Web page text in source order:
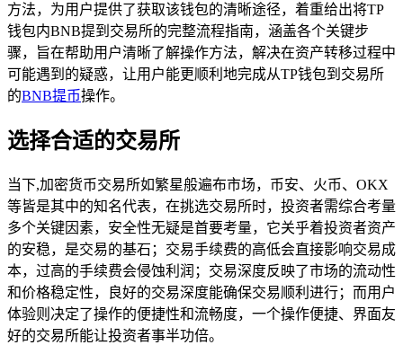
方法，为用户提供了获取该钱包的清晰途径，着重给出将TP
钱包内BNB提到交易所的完整流程指南，涵盖各个关键步
骤，旨在帮助用户清晰了解操作方法，解决在资产转移过程中
可能遇到的疑惑，让用户能更顺利地完成从TP钱包到交易所
的BNB提币操作。
选择合适的交易所
当下,加密货币交易所如繁星般遍布市场，币安、火币、OKX
等皆是其中的知名代表，在挑选交易所时，投资者需综合考量
多个关键因素，安全性无疑是首要考量，它关乎着投资者资产
的安稳，是交易的基石；交易手续费的高低会直接影响交易成
本，过高的手续费会侵蚀利润；交易深度反映了市场的流动性
和价格稳定性，良好的交易深度能确保交易顺利进行；而用户
体验则决定了操作的便捷性和流畅度，一个操作便捷、界面友
好的交易所能让投资者事半功倍。